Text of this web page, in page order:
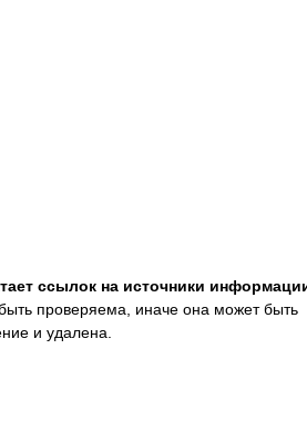
ссылок на источники
проверяема, иначе она может быть
и удалена.